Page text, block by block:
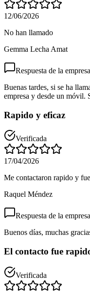
12/06/2026
No han llamado
Gemma Lecha Amat
Respuesta de la empresa
Buenas tardes, si se ha
empresa y desde un móvil.
Rapido y eficaz
Verificada
17/04/2026
Me contactaron rapido y
Raquel Méndez
Respuesta de la empresa
Buenos días, muchas
El contacto fue
Verificada